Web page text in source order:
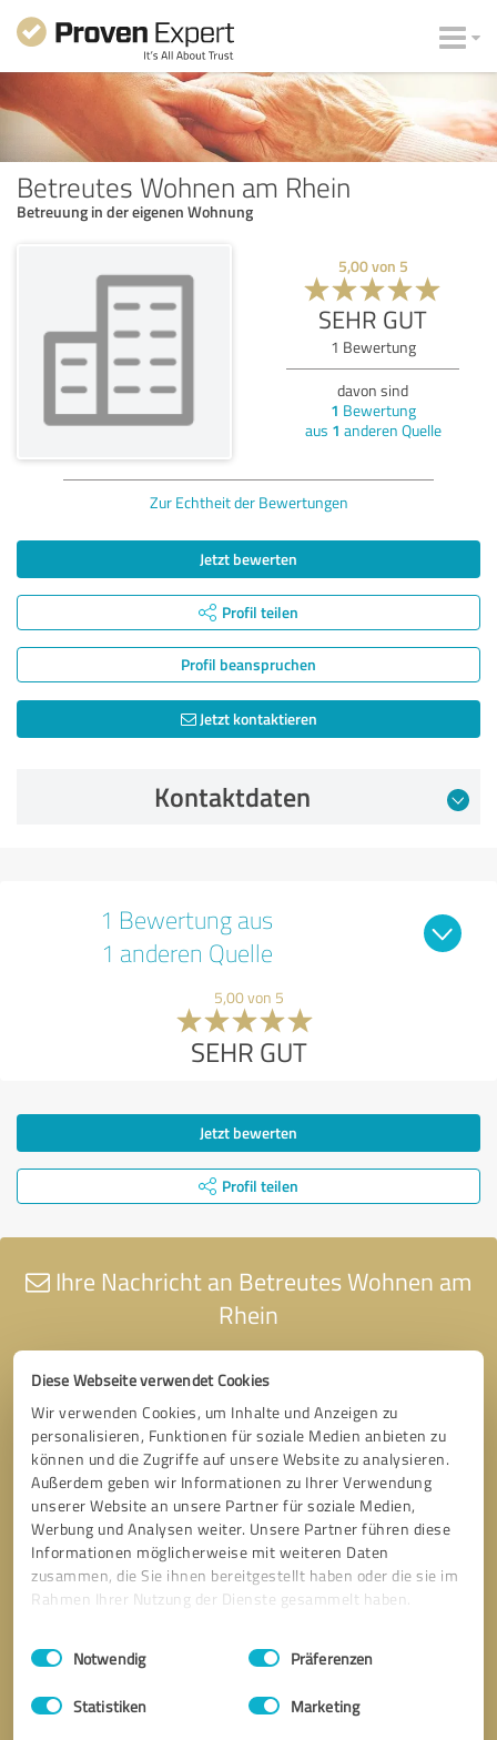
Diese Webseite verwendet Cookies
Wir verwenden Cookies, um Inhalte und Anzeigen zu
personalisieren, Funktionen für soziale Medien anbieten zu
können und die Zugriffe auf unsere Website zu analysieren.
Außerdem geben wir Informationen zu Ihrer Verwendung
unserer Website an unsere Partner für soziale Medien,
Werbung und Analysen weiter. Unsere Partner führen diese
Informationen möglicherweise mit weiteren Daten
zusammen, die Sie ihnen bereitgestellt haben oder die sie im
Rahmen Ihrer Nutzung der Dienste gesammelt haben.
Impressum Datenschutzbestimmungen
Einwilligungsauswahl
Notwendig Präferenzen
Statistiken Marketing
Betreutes Wohnen am Rhein
Betreuung in der eigenen Wohnung
5,00von 5
SEHR GUT
1 Bewertung
davon sind
1 Bewertung
aus 1 anderen Quelle
Zur Echtheit der Bewertungen
Jetzt bewerten
Profil teilen
Profil beanspruchen
Jetzt kontaktieren
Kontaktdaten
1 Bewertung aus
1 anderen Quelle
5,00 von 5
SEHR GUT
Jetzt bewerten
Profil teilen
Ihre Nachricht an Betreutes Wohnen am
Rhein